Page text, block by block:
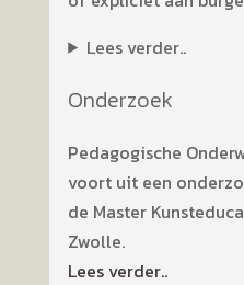
Lees verder..
Onderzoek
Pedagogische
voort uit een
de Master
Zwolle.
Lees verder..